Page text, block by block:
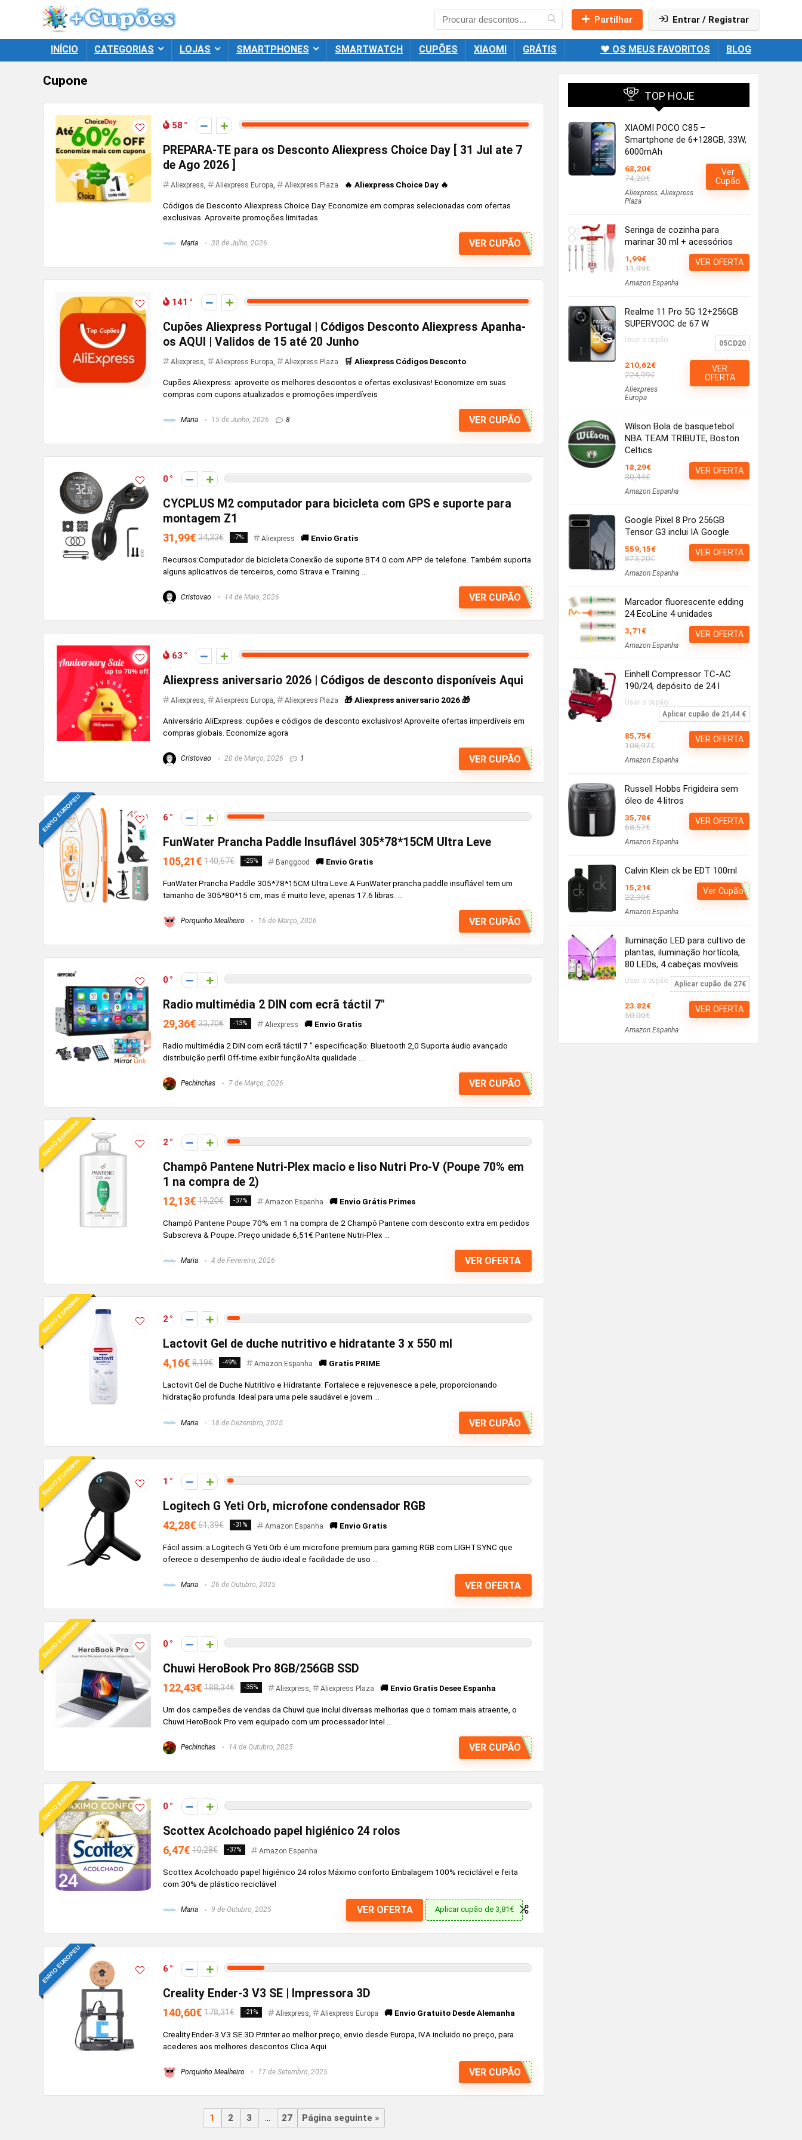
Partilhar Entrar / Registrar
INÍCIO CATEGORIAS LOJAS SMARTPHONES SMARTWATCH CUPÕES XIAOMI GRÁTIS ❤️ OS MEUS FAVORITOS BLOG
Cupone
58
PREPARA-TE para os Desconto Aliexpress Choice Day [ 31 Jul ate 7
de Ago 2026 ]
Aliexpress, Aliexpress Europa, Aliexpress Plaza 🔥 Aliexpress Choice Day 🔥
Códigos de Desconto Aliexpress Choice Day: Economize em compras selecionadas com ofertas
exclusivas. Aproveite promoções limitadas
Maria 30 de Julho, 2026 VER CUPÃO
141
Cupões Aliexpress Portugal | Códigos Desconto Aliexpress Apanha-
os AQUI | Validos de 15 até 20 Junho
Aliexpress Aliexpress Europa Aliexpress Plaza 🛒 Aliexpress Códigos Desconto
Cupões Aliexpress: aproveite os melhores descontos e ofertas exclusivas! Economize em suas
compras com cupons atualizados e promoções imperdíveis
Maria 15 de Junho, 2026 8 VER CUPÃO
0
CYCPLUS M2 computador para bicicleta com GPS e suporte para
montagem Z1
31,99€ 34,33€ -7% Aliexpress 🚚 Envio Gratis
Recursos:Computador de bicicleta:Conexão de suporte BT4.0 com APP de telefone. Também suporta
alguns aplicativos de terceiros, como Strava e Training ...
Cristovao 14 de Maio, 2026 VER CUPÃO
63
Aliexpress aniversario 2026 | Códigos de desconto disponíveis Aqui
Aliexpress, Aliexpress Europa, Aliexpress Plaza 🎁 Aliexpress aniversario 2026 🎁
Aniversário AliExpress: cupões e códigos de desconto exclusivos! Aproveite ofertas imperdíveis em
compras globais. Economize agora
Cristovao 20 de Março, 2026 1 VER CUPÃO
ENVIO EUROPEU 6
FunWater Prancha Paddle Insuflável 305*78*15CM Ultra Leve
105,21€ 140,67€ -25% Banggood 🚚 Envio Gratis
FunWater Prancha Paddle 305*78*15CM Ultra Leve A FunWater prancha paddle insuflável tem um
tamanho de 305*80*15 cm, mas é muito leve, apenas 17.6 libras. ...
Porquinho Mealheiro 16 de Março, 2026 VER CUPÃO
0
Radio multimédia 2 DIN com ecrã táctil 7″
29,36€ 33,70€ -13% Aliexpress 🚚 Envio Gratis
Radio multimédia 2 DIN com ecrã táctil 7 " especificação: Bluetooth 2,0 Suporta áudio avançado
distribuição perfil Off-time exibir funçãoAlta qualidade ...
Pechinchas 7 de Março, 2026 VER CUPÃO
ENVIO ESPANHA 2
Champô Pantene Nutri-Plex macio e liso Nutri Pro-V (Poupe 70% em
1 na compra de 2)
12,13€ 19,20€ -37% Amazon Espanha 🚚 Envio Grátis Primes
Champô Pantene Poupe 70% em 1 na compra de 2 Champô Pantene com desconto extra em pedidos
Subscreva & Poupe. Preço unidade 6,51€ Pantene Nutri-Plex ...
Maria 4 de Fevereiro, 2026 VER OFERTA
ENVIO ESPANHA 2
Lactovit Gel de duche nutritivo e hidratante 3 x 550 ml
4,16€ 8,19€ -49% Amazon Espanha 🚚 Gratis PRIME
Lactovit Gel de Duche Nutritivo e Hidratante: Fortalece e rejuvenesce a pele, proporcionando
hidratação profunda. Ideal para uma pele saudável e jovem ...
Maria 18 de Dezembro, 2025 VER CUPÃO
ENVIO ESPANHA 1
Logitech G Yeti Orb, microfone condensador RGB
42,28€ 61,39€ -31% Amazon Espanha 🚚 Envio Gratis
Fácil assim: a Logitech G Yeti Orb é um microfone premium para gaming RGB com LIGHTSYNC que
oferece o desempenho de áudio ideal e facilidade de uso ...
Maria 26 de Outubro, 2025 VER OFERTA
ENVIO ESPANHA 0
Chuwi HeroBook Pro 8GB/256GB SSD
122,43€ 188,34€ -35% Aliexpress, Aliexpress Plaza 🚚 Envio Gratis Desee Espanha
Um dos campeões de vendas da Chuwi que inclui diversas melhorias que o tornam mais atraente, o
Chuwi HeroBook Pro vem equipado com um processador Intel ...
Pechinchas 14 de Outubro, 2025 VER CUPÃO
ENVIO ESPANHA 0
Scottex Acolchoado papel higiénico 24 rolos
6,47€ 10,28€ -37% Amazon Espanha
Scottex Acolchoado papel higiénico 24 rolos Máximo conforto Embalagem 100% reciclável e feita
com 30% de plástico reciclável
Maria 9 de Outubro, 2025 VER OFERTA Aplicar cupão de 3,81€
ENVIO EUROPEU 6
Creality Ender-3 V3 SE | Impressora 3D
140,60€ 178,31€ -21% Aliexpress Aliexpress Europa 🚚 Envio Gratuito Desde Alemanha
Creality Ender-3 V3 SE 3D Printer ao melhor preço, envio desde Europa, IVA incluido no preço, para
acederes aos melhores descontos Clica Aqui
Porquinho Mealheiro 17 de Setembro, 2025 VER CUPÃO
1 2 3 … 27 Página seguinte »
TOP HOJE
XIAOMI POCO C85 –
Smartphone de 6+128GB, 33W,
6000mAh
68,20€
74,20€
Aliexpress,Aliexpress
Plaza
Ver
Cupão
Seringa de cozinha para
marinar 30 ml + acessórios
1,99€
11,99€
Amazon Espanha
VER OFERTA
Realme 11 Pro 5G 12+256GB
SUPERVOOC de 67 W
Usar o cupão: 05CD20
210,62€
224,99€
Aliexpress
Europa
VER
OFERTA
Wilson Bola de basquetebol
NBA TEAM TRIBUTE, Boston
Celtics
18,29€
30,44€
Amazon Espanha
VER OFERTA
Google Pixel 8 Pro 256GB
Tensor G3 inclui IA Google
559,15€
873,20€
Amazon Espanha
VER OFERTA
Marcador fluorescente edding
24 EcoLine 4 unidades
3,71€
Amazon Espanha
VER OFERTA
Einhell Compressor TC-AC
190/24, depósito de 24 l
Usar o cupão:
Aplicar cupão de 21,44 €
85,75€
108,97€
Amazon Espanha
VER OFERTA
Russell Hobbs Frigideira sem
óleo de 4 litros
35,78€
68,57€
Amazon Espanha
VER OFERTA
Calvin Klein ck be EDT 100ml
15,21€
22,90€
Amazon Espanha
Ver Cupão
Iluminação LED para cultivo de
plantas, iluminação hortícola,
80 LEDs, 4 cabeças movíveis
Usar o cupão: Aplicar cupão de 27€
23.82€
50.00€
Amazon Espanha
VER OFERTA